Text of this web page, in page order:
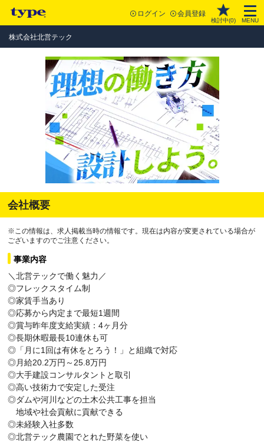
ログイン 会員登録
検討中(0) MENU
株式会社北営テック
会社概要
※この情報は、求人掲載当時の情報です。現在は内容が変更されている場合が
ございますのでご注意ください。
事業内容
＼北営テックで働く魅力／
◎フレックスタイム制
◎家賃手当あり
◎応募から内定まで最短1週間
◎賞与昨年度支給実績：4ヶ月分
◎長期休暇最長10連休も可
◎「月に1回は有休をとろう！」と組織で対応
◎月給20.2万円～25.8万円
◎大手建設コンサルタントと取引
◎高い技術力で安定した受注
◎ダムや河川などの土木公共工事を担当
地域や社会貢献に貢献できる
◎未経験入社多数
◎北営テック農園でとれた野菜を使い